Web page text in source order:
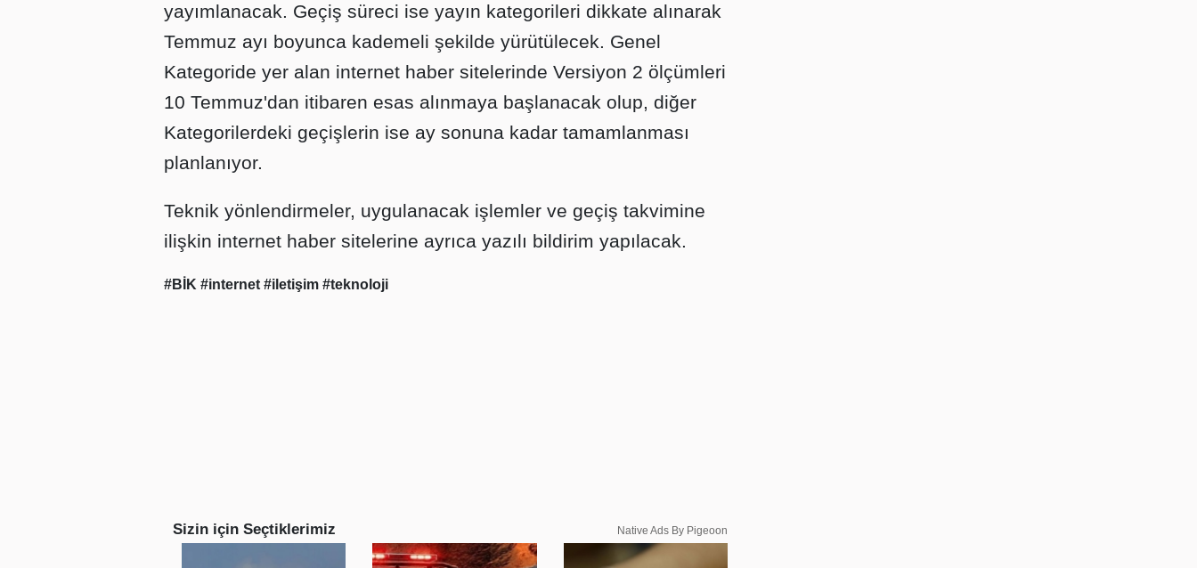
yayımlanacak. Geçiş süreci ise yayın kategorileri dikkate alınarak
Temmuz ayı boyunca kademeli şekilde yürütülecek. Genel
Kategoride yer alan internet haber sitelerinde Versiyon 2 ölçümleri
10 Temmuz'dan itibaren esas alınmaya başlanacak olup, diğer
Kategorilerdeki geçişlerin ise ay sonuna kadar tamamlanması
planlanıyor.
Teknik yönlendirmeler, uygulanacak işlemler ve geçiş takvimine
ilişkin internet haber sitelerine ayrıca yazılı bildirim yapılacak.
#BİK #internet #iletişim #teknoloji
Sizin için Seçtiklerimiz Native Ads By Pigeoon